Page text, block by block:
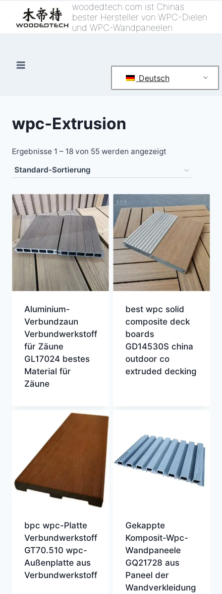
woodedtech.com ist Chinas
bester Hersteller von WPC-Dielen
und WPC-Wandpaneelen
Deutsch
wpc-Extrusion
Ergebnisse 1 – 18 von 55 werden angezeigt
Aluminium-
Verbundzaun
Verbundwerkstoff
für Zäune
GL17024 bestes
Material für
Zäune
best wpc solid
composite deck
boards
GD14530S china
outdoor co
extruded decking
bpc wpc-Platte
Verbundwerkstoff
GT70.510 wpc-
Außenplatte aus
Verbundwerkstoff
Gekappte
Komposit-Wpc-
Wandpaneele
GQ21728 aus
Paneel der
Wandverkleidung